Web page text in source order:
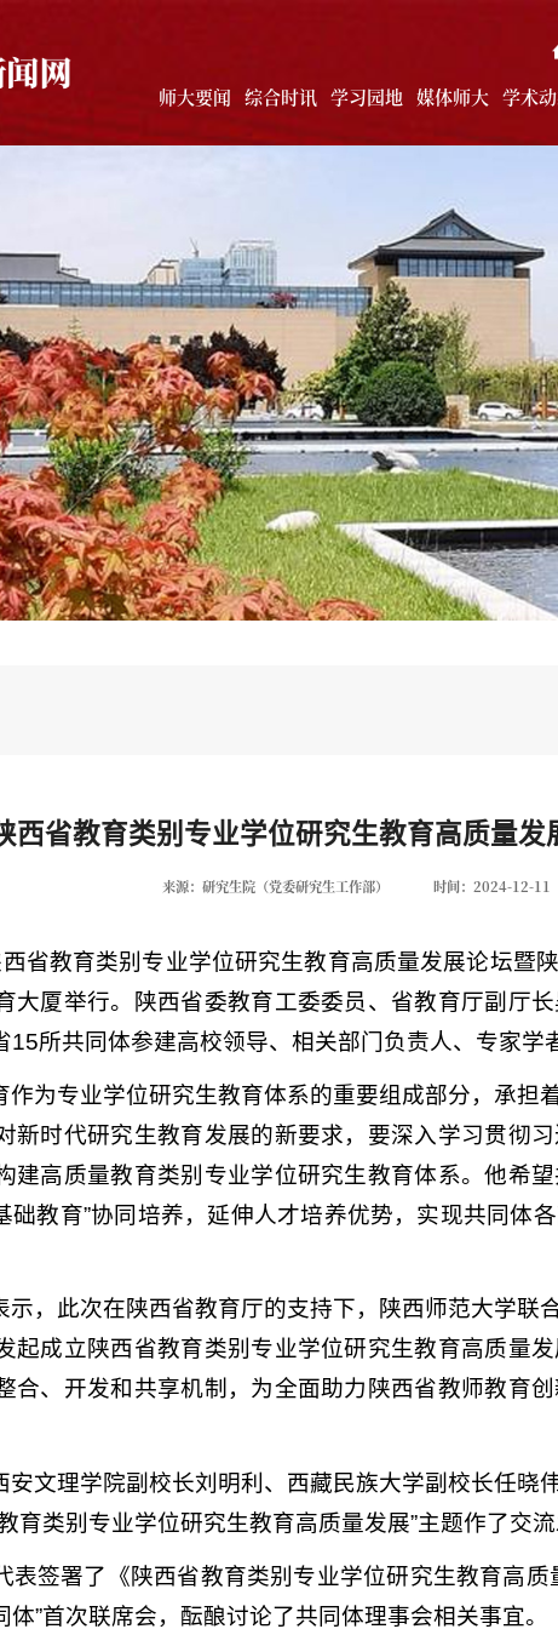
师大要闻 综合时讯 学习园地 媒体师大 学术
西省教育类别专业学位研究生教育高质量发
来源：研究生院（党委研究生工作部） 时间：2024-12-11
省教育类别专业学位研究生教育高质量发展论坛暨
大厦举行。陕西省委教育工委委员、省教育厅副厅
所共同体参建高校领导、相关部门负责人、专家学
为专业学位研究生教育体系的重要组成部分，承担
新时代研究生教育发展的新要求，要深入学习贯彻
建高质量教育类别专业学位研究生教育体系。他希
础教育”协同培养，延伸人才培养优势，实现共同体
示，此次在陕西省教育厅的支持下，陕西师范大学联
起成立陕西省教育类别专业学位研究生教育高质量
合、开发和共享机制，为全面助力陕西省教师教育
文理学院副校长刘明利、西藏民族大学副校长任晓
育类别专业学位研究生教育高质量发展”主题作了交流
表签署了《陕西省教育类别专业学位研究生教育高
”首次联席会，酝酿讨论了共同体理事会相关事宜。